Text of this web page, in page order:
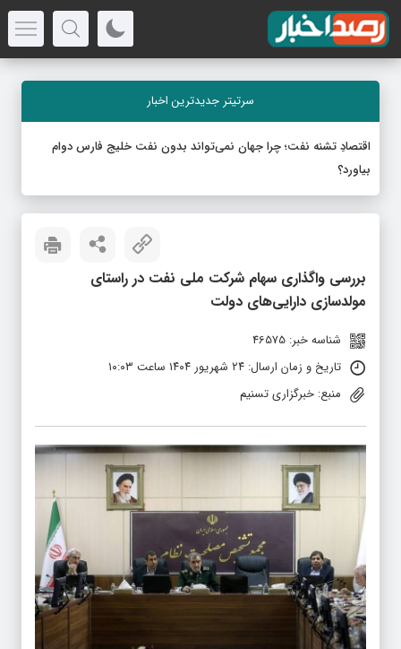
سرتیتر جدیدترین اخبار
اقتصادِ تشنه‌ نفت؛ چرا جهان نمی‌تواند بدون نفت خلیج فارس دوام
بیاورد؟
بررسی واگذاری سهام شرکت ملی نفت در راستای
مولدسازی دارایی‌های دولت
شناسه خبر: 46575
تاریخ و زمان ارسال: ۲۴ شهریور ۱۴۰۴ ساعت ۱۰:۰۳
منبع: خبرگزاری تسنیم